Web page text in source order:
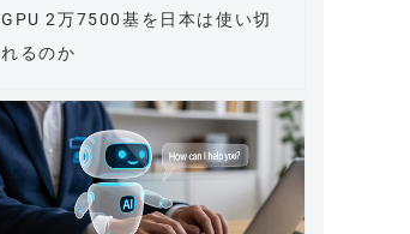
GPU 2万7500基を日本は使い切
れるのか